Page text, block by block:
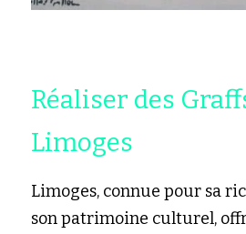
Réaliser des
Limoges
Limoges, connue pour sa
son patrimoine culturel,